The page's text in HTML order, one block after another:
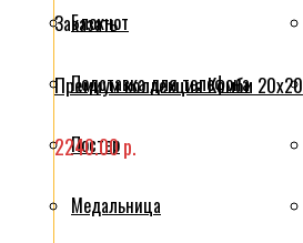
Заказать
Премиум коллекция Комби 20x20
2240.00 р.
Блокнот
Подставка для телефона
Постер
Медальница